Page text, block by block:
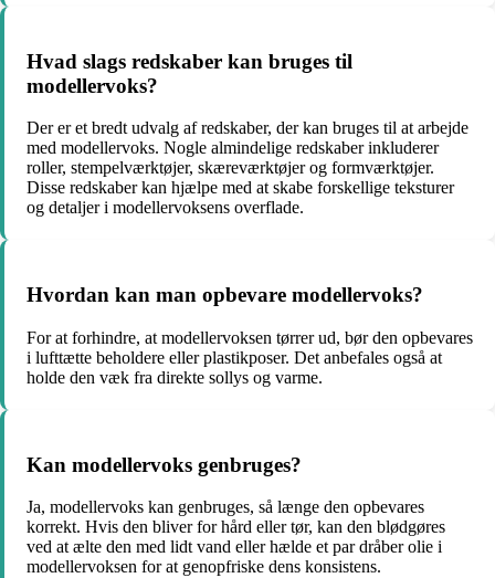
Hvad slags redskaber kan bruges til
modellervoks?
Der er et bredt udvalg af redskaber, der kan bruges til at arbejde
med modellervoks. Nogle almindelige redskaber inkluderer
roller, stempelværktøjer, skæreværktøjer og formværktøjer.
Disse redskaber kan hjælpe med at skabe forskellige teksturer
og detaljer i modellervoksens overflade.
Hvordan kan man opbevare modellervoks?
For at forhindre, at modellervoksen tørrer ud, bør den opbevares
i lufttætte beholdere eller plastikposer. Det anbefales også at
holde den væk fra direkte sollys og varme.
Kan modellervoks genbruges?
Ja, modellervoks kan genbruges, så længe den opbevares
korrekt. Hvis den bliver for hård eller tør, kan den blødgøres
ved at ælte den med lidt vand eller hælde et par dråber olie i
modellervoksen for at genopfriske dens konsistens.